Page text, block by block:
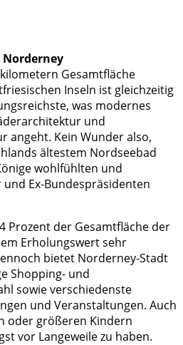
Norderney
Gesamtfläche
Inseln ist gleichzeitig
was modernes
und
angeht. Kein Wunder also,
ältestem Nordseebad
wohlfühlten und
und Ex-Bundespräsidenten
Prozent der Gesamtfläche der
Erholungswert sehr
bietet Norderney-Stadt
Shopping- und
sowie verschiedenste
und Veranstaltungen. Auch
oder größeren Kindern
vor Langeweile zu haben.